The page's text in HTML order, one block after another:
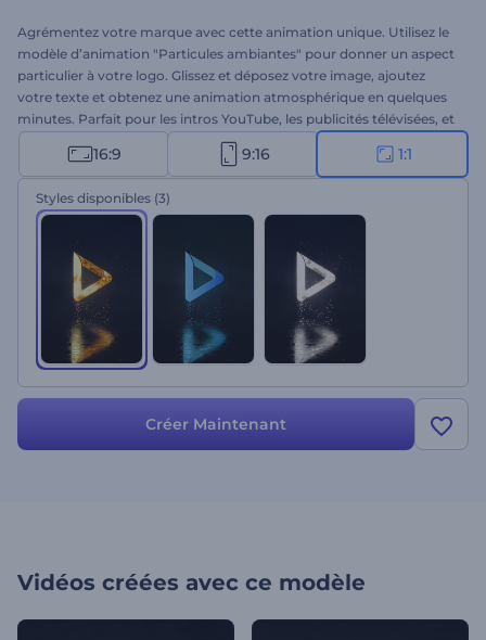
Agrémentez votre marque avec cette animation unique. Utilisez le
modèle d’animation "Particules ambiantes" pour donner un aspect
particulier à votre logo. Glissez et déposez votre image, ajoutez
votre texte et obtenez une animation atmosphérique en quelques
minutes. Parfait pour les intros YouTube, les publicités télévisées, et
bien plus encore. Démarquez-vous dans la foule compétitive.
Essayez dès maintenant !
16:9 9:16 1:1
Styles disponibles (3)
Créer Maintenant
Vidéos créées avec ce modèle